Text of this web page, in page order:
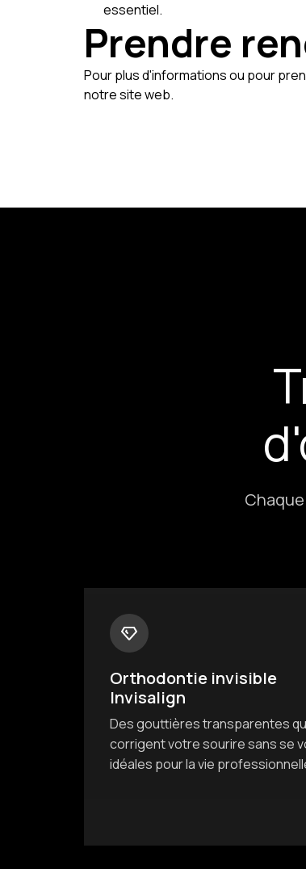
essentiel.
Prendre
Pour plus d'informations ou pour
notre site web.
Orthodontie invisible
Invisalign
Des gouttières transparentes
corrigent votre sourire sans se
idéales pour la vie